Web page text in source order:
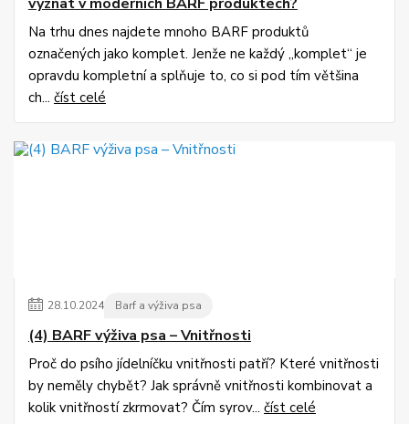
Na trhu dnes najdete mnoho BARF produktů
označených jako komplet. Jenže ne každý „komplet“ je
opravdu kompletní a splňuje to, co si pod tím většina
ch... číst celé
28.10.2024 Barf a výživa psa
(4) BARF výživa psa – Vnitřnosti
Proč do psího jídelníčku vnitřnosti patří? Které vnitřnosti
by neměly chybět? Jak správně vnitřnosti kombinovat a
kolik vnitřností zkrmovat? Čím syrov... číst celé